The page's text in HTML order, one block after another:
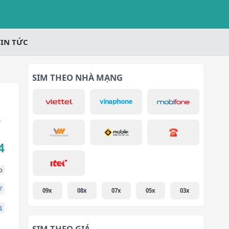
TỨC
SIM THEO NHÀ MẠNG
09x 08x 07x 05x 03x